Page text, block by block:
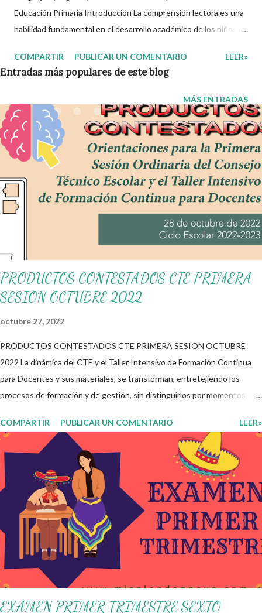
Educación Primaria Introducción La comprensión lectora es una
habilidad fundamental en el desarrollo académico de los niños,
mundo que los rodea. En Mi Salón de Apoyo , entendemos la
importancia de contar con recursos que faciliten esta tarea. Por
ello, hemos preparado una selección de preguntas para cada una
de las lecturas contenidas en los libros Múltiples Lenguajes de
1.º a 6.º grado de primaria . Estos cuestionarios están diseñados
para apoyar a los docentes en el aula y a los padres en casa, con
el fin de reforzar la comprensión de los textos y fomentar el
análisis crítico en los estudiantes. Beneficios de trabajar con
preguntas de comprensión lectora Fomentan el pensamiento
crítico. Incrementan la participación en clase. Ayudan a la
retención de información clave. Mejoran la expresión o...
COMPARTIR PUBLICAR UN COMENTARIO LEER»
MÁS ENTRADAS
Entradas más populares de este blog
PRODUCTOS CONTESTADOS CTE PRIMERA
SESION OCTUBRE 2022
octubre 27, 2022
PRODUCTOS CONTESTADOS CTE PRIMERA SESION OCTUBRE
2022 La dinámica del CTE y el Taller Intensivo de Formación Continua
para Docentes y sus materiales, se transforman, entretejiendo los
procesos de formación y de gestión, sin distinguirlos por momentos, y
genérico y no está diferenciado por niveles educativos. Desde la
flexibilidad en la que se concibe el CTE y en correspondencia con la
Nueva Escuela Mexicana, se propone que el colectivo docente tome
decisiones sobre su organización, la gestión del tiempo acorde a las
necesidades de la escuela y las acciones que decidan emprender para
apropiarse y resignificar el Plan de Estudio dentro y fuera de este
espacio. En esta Primera Sesión Ordinaria se les invita a que
reflexionen y acuerden posibles acciones a realizar colaborativamente
en la escuela y con la comunidad, a fin de atender las problemáticas
identificadas. Compañeros docentes en est...
COMPARTIR PUBLICAR UN COMENTARIO LEER»
EXAMEN PRIMER TRIMESTRE SEXTO